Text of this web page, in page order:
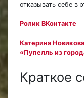
отказывать себе в
Ролик ВКонтакте
Катерина
«Пупелль из
Краткое